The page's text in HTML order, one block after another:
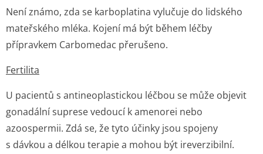
Není známo, zda se karboplatina vylučuje do lidského
mateřského mléka. Kojení má být během léčby
přípravkem Carbomedac přerušeno.
Fertilita
U pacientů s antineoplastickou léčbou se může objevit
gonadální suprese vedoucí k amenorei nebo
azoospermii. Zdá se, že tyto účinky jsou spojeny
s dávkou a délkou terapie a mohou být ireverzibilní.